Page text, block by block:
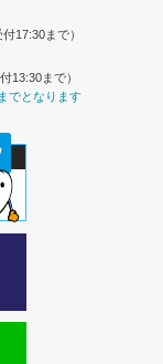
17:30まで）
13:30まで）
でとなります